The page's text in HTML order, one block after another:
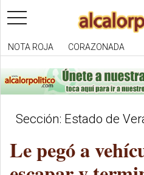
toggle
navigation
NOTA ROJA CORAZONADA
Sección: Estado de
Le pegó a